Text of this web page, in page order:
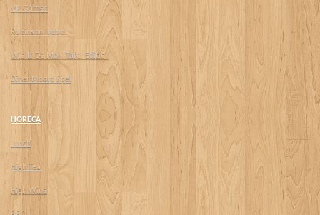
VR Games
Robinson Indoor
Wie Is De Mol "Tafel Editie"
Diner Moord Spel
HORECA
Lunch
High Tea
High Wine